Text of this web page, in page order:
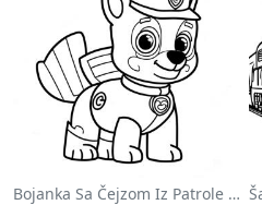
Bojanka Sa Čejzom Iz Patrole Pasa